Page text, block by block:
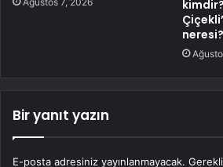
neresi?
Bir yanıt yazın
E-posta adresiniz yayınlanmayacak.